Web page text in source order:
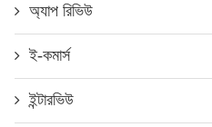
অ্যাপ রিভিউ
ই-কমার্স
ইন্টারভিউ